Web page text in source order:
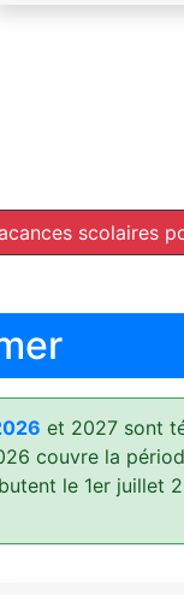
scolaires
et 2027 sont
couvre la
le 1er juillet